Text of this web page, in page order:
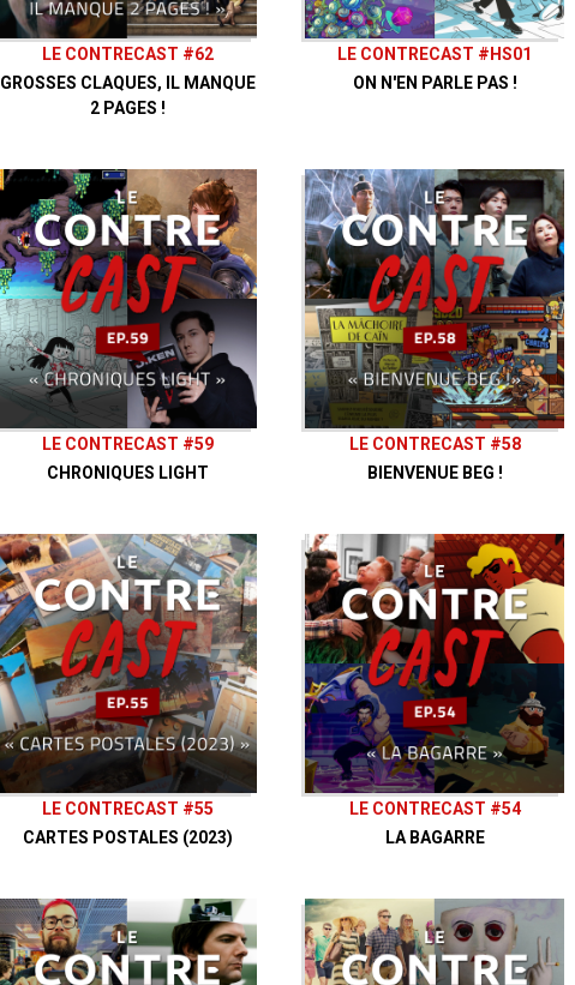
LE CONTRECAST #62
GROSSES CLAQUES, IL MANQUE
2 PAGES !
LE CONTRECAST #HS01
ON N'EN PARLE PAS !
LE CONTRECAST #59
CHRONIQUES LIGHT
LE CONTRECAST #58
BIENVENUE BEG !
LE CONTRECAST #55
CARTES POSTALES (2023)
LE CONTRECAST #54
LA BAGARRE